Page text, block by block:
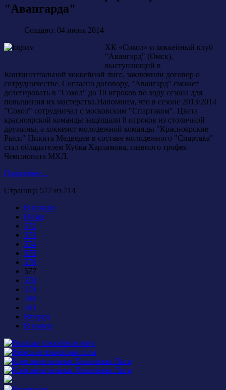
"Авангарда"
Создано: 04 июня 2014
ХК «Сокол» и хоккейный клуб
"Авангард" (Омск),
выступающий в
Континентальной хоккейной лиге, заключили договор о
сотрудничестве. Согласно договору, "Авангард" сможет
делегировать в "Сокол" до 10 игроков по ходу сезона для
повышения их мастерства.Напомним, что в сезоне 2013/2014
"Сокол" сотрудничал с московским "Спартаком". Цвета
красноярской команды защищали 8 игроков из столичной
дружины, а хоккеист молодежной команды "Красноярские
Рыси" Никита Медведев в составе молодежного "Спартака"
стал обладателем Кубка Харламова, главного трофея
Чемпионата МХЛ.
Подробнее...
Страница 577 из 714
В начало
Назад
572
573
574
575
576
577
578
579
580
581
Вперед
В конец